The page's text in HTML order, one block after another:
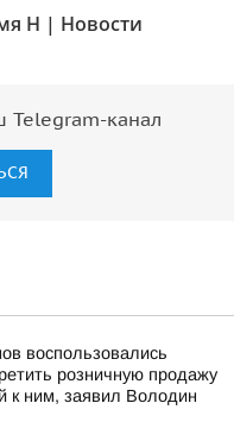
Н | Новости
Telegram-канал
воспользовались
розничную продажу
к ним, заявил Володин